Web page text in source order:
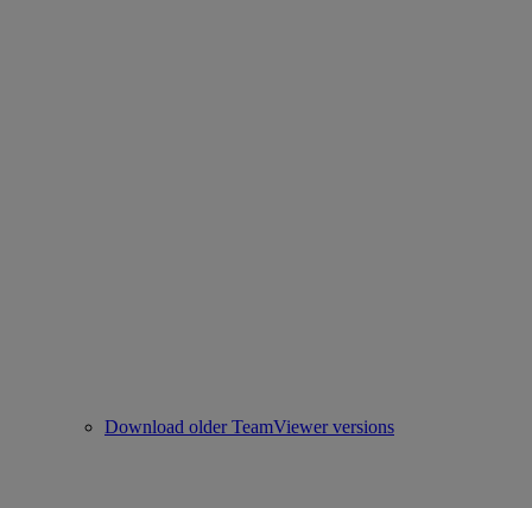
Download older TeamViewer versions